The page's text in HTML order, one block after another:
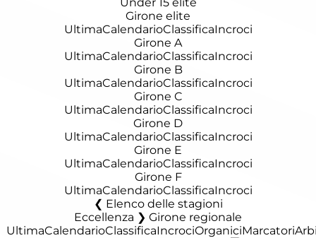
Girone elite
UltimaCalendarioClassificaIncroci
Girone A
UltimaCalendarioClassificaIncroci
Girone B
UltimaCalendarioClassificaIncroci
Girone C
UltimaCalendarioClassificaIncroci
Girone D
UltimaCalendarioClassificaIncroci
Girone E
UltimaCalendarioClassificaIncroci
Girone F
UltimaCalendarioClassificaIncroci
Elenco delle stagioni
Eccellenza ❯ Girone regionale
UltimaCalendarioClassificaIncrociOrganiciMarcatori